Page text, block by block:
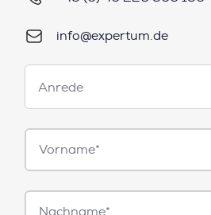
info@expertum.de
Anrede
Anrede
Vorname*
Nachname*